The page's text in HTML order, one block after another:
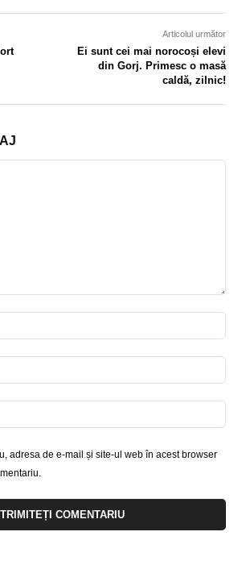
Articolul următor
Ei sunt cei mai norocoși elevi
din Gorj. Primesc o masă
caldă, zilnic!
adresa de e-mail și site-ul web în acest browser